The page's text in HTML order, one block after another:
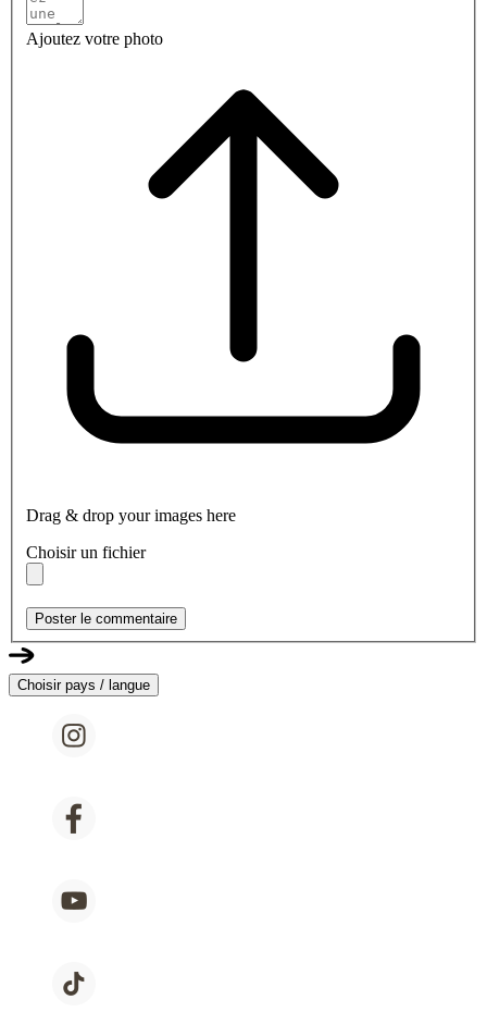
Ajoutez votre photo
Drag & drop your images here
Choisir un fichier
Poster le commentaire
Choisir pays / langue